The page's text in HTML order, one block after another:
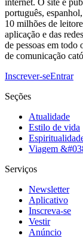
internet. O site é
português,
10 milhões de
aplicação e das
de pessoas em todo
de comunicação
Inscrever-seEntrar
Seções
Atualidade
Estilo de vida
Viagem
Serviços
Newsletter
Aplicativo
Inscreva-se
Vestir
Anúncio